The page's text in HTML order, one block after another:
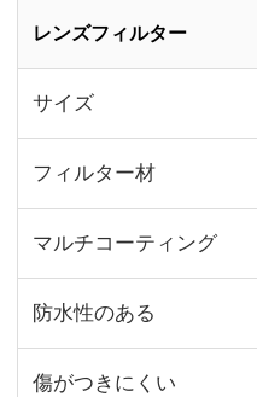
レンズフィルター
サイズ
フィルター材
マルチコーティング
防水性のある
傷がつきにくい